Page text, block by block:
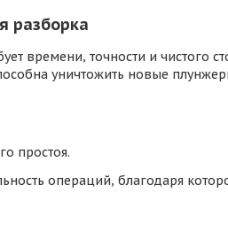
разборка
времени, точности и чистого
уничтожить новые
простоя.
операций, благодаря